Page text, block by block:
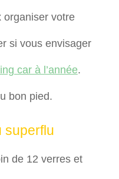
organiser votre
si vous envisager
car à l’année.
bon pied.
superflu
de 12 verres et